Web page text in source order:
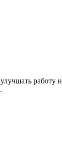
работу
.